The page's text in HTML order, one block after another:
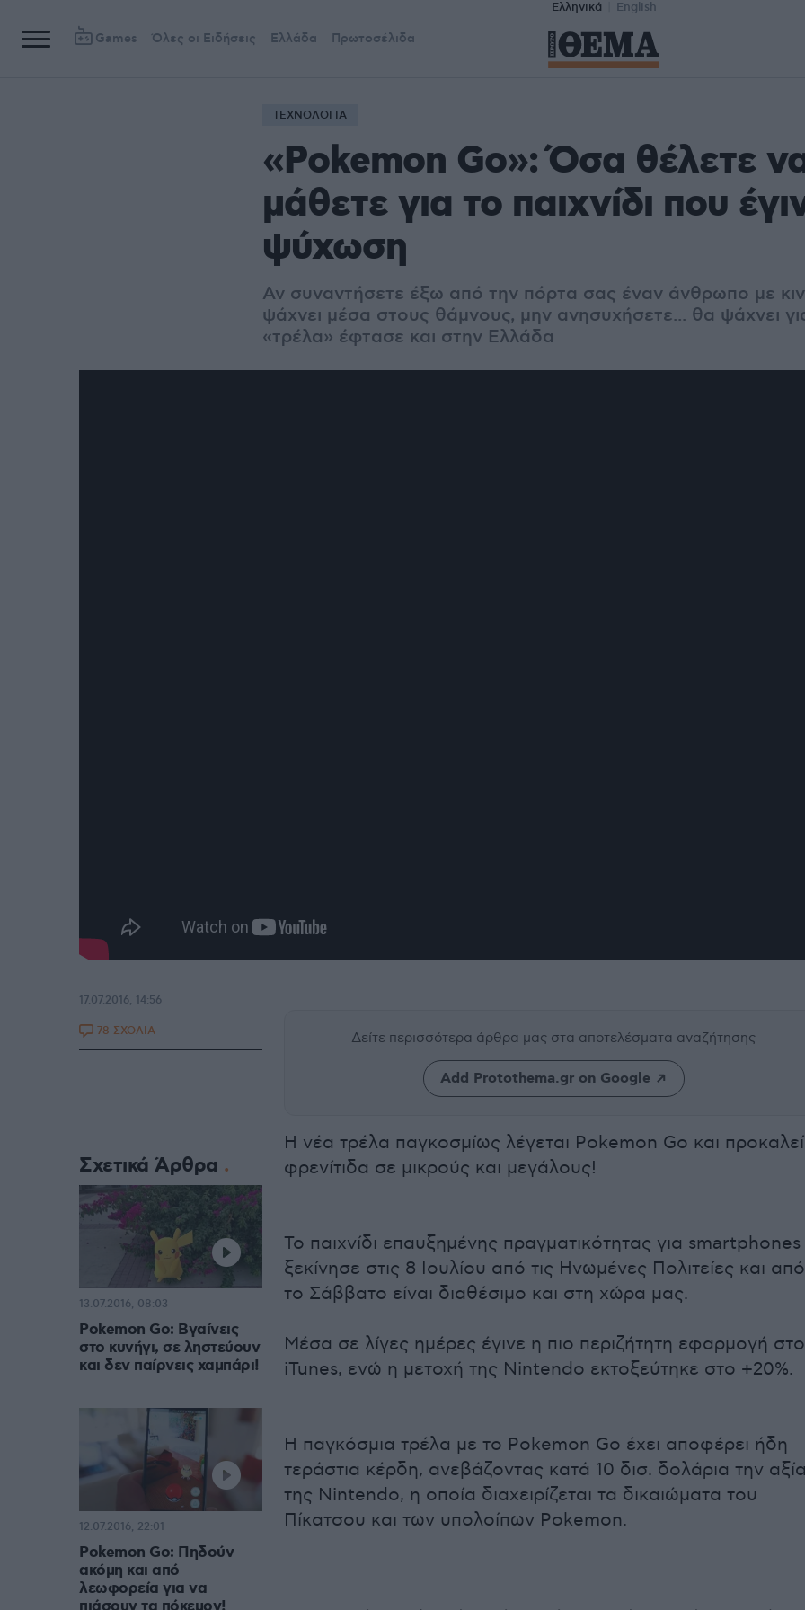
Ελληνικά English
Games Όλες οι Ειδήσεις Ελλάδα Πρωτοσέλιδα
ΤΕΧΝΟΛΟΓΙΑ
«Pokemon Go»: Όσα θέλετε
μάθετε για το παιχνίδι που
ψύχωση
Αν συναντήσετε έξω από την πόρτα σας έναν άνθρωπο με
ψάχνει μέσα στους θάμνους, μην ανησυχήσετε... θα ψάχνει
«τρέλα» έφτασε και στην Ελλάδα
Δείτε περισσότερα άρθρα μας στα αποτελέσματα αναζήτησης
Add Protothema.gr on Google
Η νέα τρέλα παγκοσμίως λέγεται Pokemon Go και προκαλεί
φρενίτιδα σε μικρούς και μεγάλους!
Το παιχνίδι επαυξημένης πραγματικότητας για smartphones
ξεκίνησε στις 8 Ιουλίου από τις Ηνωμένες Πολιτείες και από
το Σάββατο είναι διαθέσιμο και στη χώρα μας.
Μέσα σε λίγες ημέρες έγινε η πιο περιζήτητη εφαρμογή στο
iTunes, ενώ η μετοχή της Nintendo εκτοξεύτηκε στο +20%.
Η παγκόσμια τρέλα με το Pokemon Go έχει αποφέρει ήδη
τεράστια κέρδη, ανεβάζοντας κατά 10 δισ. δολάρια την
της Nintendo, η οποία διαχειρίζεται τα δικαιώματα του
Πίκατσου και των υπολοίπων Pokemon.
17.07.2016, 14:56
78 ΣΧΟΛΙΑ
Σχετικά Άρθρα
Pokemon Go: Βγαίνεις
στο κυνήγι, σε ληστεύουν
και δεν παίρνεις χαμπάρι!
13.07.2016, 08:03
Pokemon Go: Πηδούν
ακόμη και από
λεωφορεία για να
12.07.2016, 22:01